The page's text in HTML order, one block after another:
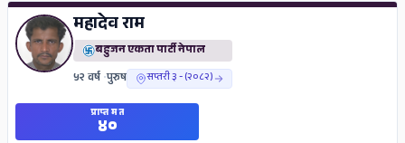
महादेव राम
बहुजन एकता पार्टी नेपाल
५२ वर्ष•पुरुष सप्तरी ३ - (२०८२)
प्राप्त मत
४०